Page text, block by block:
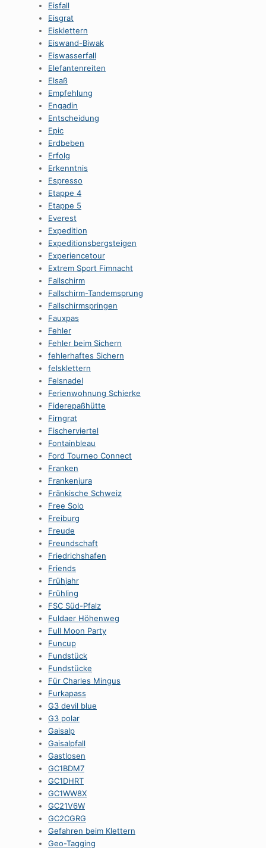
Eisfall
Eisgrat
Eisklettern
Eiswand-Biwak
Eiswasserfall
Elefantenreiten
Elsaß
Empfehlung
Engadin
Entscheidung
Epic
Erdbeben
Erfolg
Erkenntnis
Espresso
Etappe 4
Etappe 5
Everest
Expedition
Expeditionsbergsteigen
Experiencetour
Extrem Sport Fimnacht
Fallschirm
Fallschirm-Tandemsprung
Fallschirmspringen
Fauxpas
Fehler
Fehler beim Sichern
fehlerhaftes Sichern
felsklettern
Felsnadel
Ferienwohnung Schierke
Fiderepaßhütte
Firngrat
Fischerviertel
Fontainbleau
Ford Tourneo Connect
Franken
Frankenjura
Fränkische Schweiz
Free Solo
Freiburg
Freude
Freundschaft
Friedrichshafen
Friends
Frühjahr
Frühling
FSC Süd-Pfalz
Fuldaer Höhenweg
Full Moon Party
Funcup
Fundstück
Fundstücke
Für Charles Mingus
Furkapass
G3 devil blue
G3 polar
Gaisalp
Gaisalpfall
Gastlosen
GC1BDM7
GC1DHRT
GC1WW8X
GC21V6W
GC2CGRG
Gefahren beim Klettern
Geo-Tagging